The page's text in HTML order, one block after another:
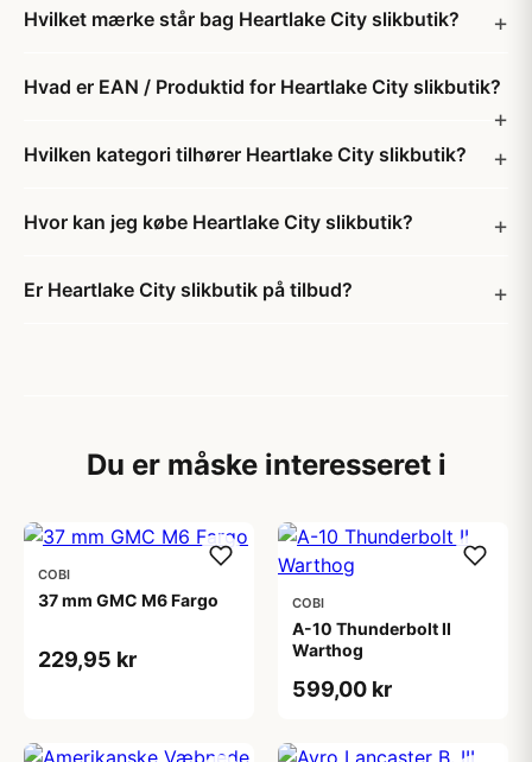
Hvilket mærke står bag Heartlake City slikbutik?
Hvad er EAN / Produktid for Heartlake City slikbutik?
Hvilken kategori tilhører Heartlake City slikbutik?
Hvor kan jeg købe Heartlake City slikbutik?
Er Heartlake City slikbutik på tilbud?
Du er måske interesseret i
COBI
37 mm GMC M6 Fargo
229,95 kr
COBI
A-10 Thunderbolt II
Warthog
599,00 kr